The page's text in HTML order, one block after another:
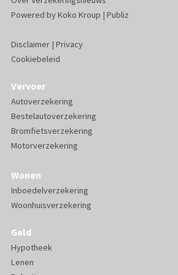
Powered byKoko Kroup | Publiz
Disclaimer| Privacy
Cookiebeleid
Vervoer
Autoverzekering
Bestelautoverzekering
Bromfietsverzekering
Motorverzekering
Wonen
Inboedelverzekering
Woonhuisverzekering
Geld
Hypotheek
Lenen